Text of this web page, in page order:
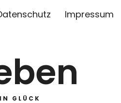
Impressum
GLÜCK